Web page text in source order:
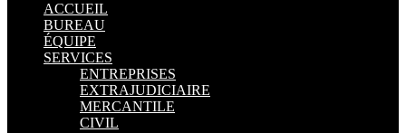
ACCUEIL
BUREAU
ÉQUIPE
SERVICES
ENTREPRISES
EXTRAJUDICIAIRE
MERCANTILE
CIVIL